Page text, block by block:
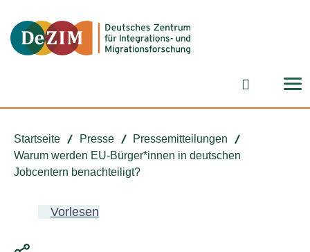
Startseite Presse
Pressemitteilungen
Warum werden EU-Bürger*innen in deutschen
Jobcentern benachteiligt?
Vorlesen